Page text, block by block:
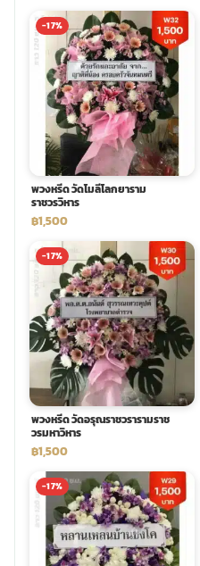
tpdecorate ปูพื้น
-17%
พวงหรีด วัดโมลีโลกยาราม
ราชวรวิหาร
฿1,500
-17%
พวงหรีด วัดอรุณราชวรารามราช
วรมหาวิหาร
฿1,500
-17%